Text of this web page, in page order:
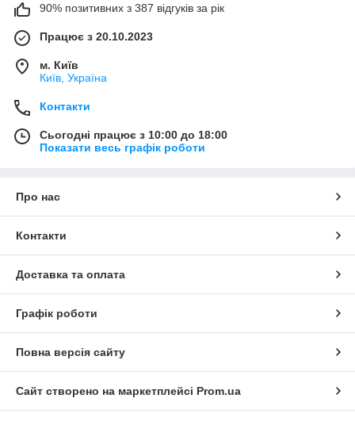
90% позитивних з 387 відгуків за рік
Працює з 20.10.2023
м. Київ
Київ, Україна
Контакти
Сьогодні працює з 10:00 до 18:00
Показати весь графік роботи
Про нас
Контакти
Доставка та оплата
Графік роботи
Повна версія сайту
Сайт створено на маркетплейсі Prom.ua